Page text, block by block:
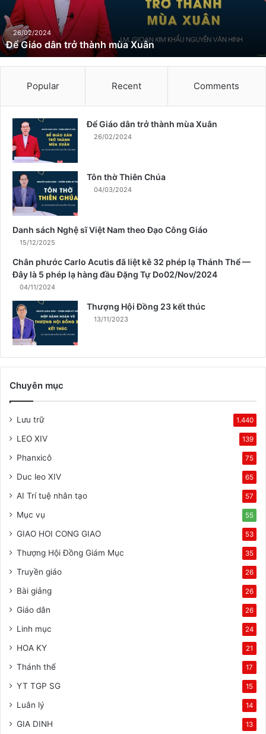
â
n
t
r
ở
à
26/02/2024
Để Giáo dân trở thành mùa Xuân
Popular Recent Comments
Để Giáo dân trở thành mùa Xuân
26/02/2024
Tôn thờ Thiên Chúa
04/03/2024
Danh sách Nghệ sĩ Việt Nam theo Đạo Công Giáo
15/12/2025
Chân phước Carlo Acutis đã liệt kê 32 phép lạ Thánh Thể —
Đây là 5 phép lạ hàng đầu Đặng Tự Do02/Nov/2024
04/11/2024
Thượng Hội Đồng 23 kết thúc
13/11/2023
Chuyên mục
Lưu trữ 1.440
LEO XIV 139
Phanxicô 75
Duc leo XIV 65
AI Trí tuệ nhân tạo 57
Mục vụ 55
GIAO HOI CONG GIAO 53
Thượng Hội Đồng Giám Mục 35
Truyền giáo 26
Bài giảng 26
Giáo dân 26
Linh mục 24
HOA KY 21
Thánh thể 17
YT TGP SG 15
Luân lý 14
GIA DINH 13